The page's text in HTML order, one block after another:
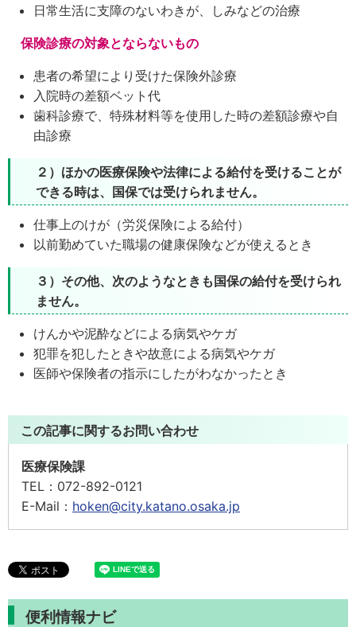
日常生活に支障のないわきが、しみなどの治療
保険診療の対象とならないもの
患者の希望により受けた保険外診療
入院時の差額ベット代
歯科診療で、特殊材料等を使用した時の差額診療や自
由診療
２）ほかの医療保険や法律による給付を受けることが
できる時は、国保では受けられません。
仕事上のけが（労災保険による給付）
以前勤めていた職場の健康保険などが使えるとき
３）その他、次のようなときも国保の給付を受けられ
ません。
けんかや泥酔などによる病気やケガ
犯罪を犯したときや故意による病気やケガ
医師や保険者の指示にしたがわなかったとき
この記事に関するお問い合わせ
医療保険課
TEL： 072-892-0121
E-Mail： hoken@city.katano.osaka.jp
便利情報ナビ